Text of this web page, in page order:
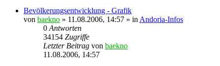
Bevölkerungsentwicklung - Grafik
von baekno » 11.08.2006, 14:57 » in Andoria-Infos
0 Antworten
34154 Zugriffe
Letzter Beitrag von baekno
11.08.2006, 14:57